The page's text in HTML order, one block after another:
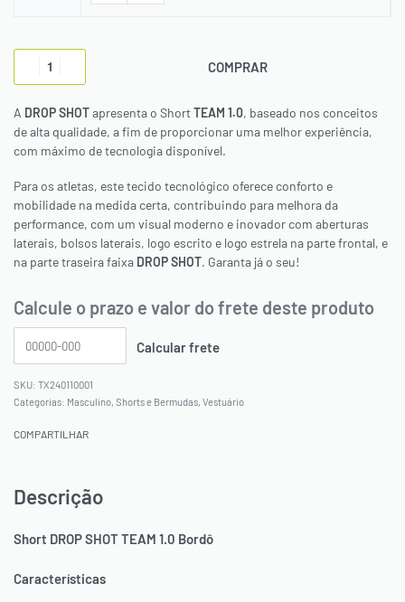
COMPRAR
A DROP SHOTapresenta o ShortTEAM 1.0, baseado nos conceitos
de alta qualidade, a fim de proporcionar uma melhor experiência,
com máximo de tecnologia disponível.
Para os atletas, este tecido tecnológico oferece conforto e
mobilidade na medida certa, contribuindo para melhora da
performance, com um visual moderno e inovador com aberturas
laterais, bolsos laterais, logo escrito e logo estrela na parte frontal, e
na parte traseira faixa DROP SHOT. Garanta já o seu!
Calcule o prazo e valor do frete deste produto
TX240110001
Categorias: Masculino, Shorts e Bermudas, Vestuário
COMPARTILHAR
Descrição
Short DROP SHOT TEAM 1.0 Bordô
Características